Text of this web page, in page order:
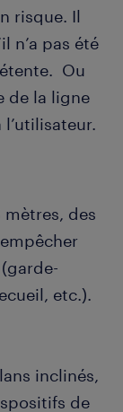
risque. Il
n’a pas été
Ou
de la ligne
mètres, des
etc.).
inclinés,
de